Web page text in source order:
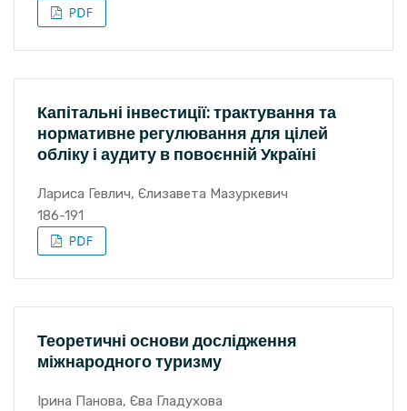
Капітальні інвестиції: трактування та
нормативне регулювання для цілей
обліку і аудиту в повоєнній Україні
Лариса Гевлич, Єлизавета Мазуркевич
186-191
Теоретичні основи дослідження
міжнародного туризму
Ірина Панова, Єва Гладухова